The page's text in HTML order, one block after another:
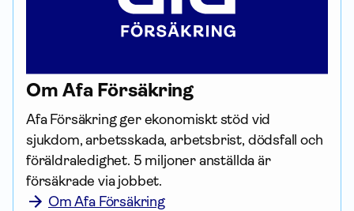
Om Afa För­säkring
Afa För­säkring ger ekonomiskt stöd vid
sjukdom, arbetsskada, arbetsbrist, dödsfall och
föräldraledighet. 5 miljoner anställda är
försäkrade via jobbet.
Om Afa Försäkring